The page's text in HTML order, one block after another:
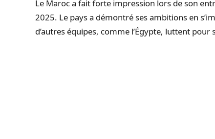
Le Maroc a fait forte impression lors de son
2025. Le pays a démontré ses ambitions en
d’autres équipes, comme l’Égypte, luttent